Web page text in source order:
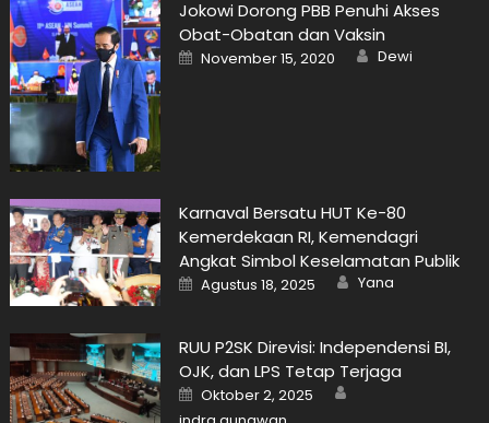
Jokowi Dorong PBB Penuhi Akses
Obat-Obatan dan Vaksin
Posted
on
November 15, 2020 Author
Dewi
Karnaval Bersatu HUT Ke-80
Kemerdekaan RI, Kemendagri
Angkat Simbol Keselamatan Publik
Posted
on
Agustus 18, 2025 Author
Yana
RUU P2SK Direvisi: Independensi BI,
OJK, dan LPS Tetap Terjaga
Posted
on
Oktober 2, 2025 Author